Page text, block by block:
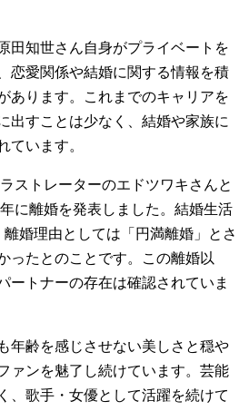
田知世さん自身がプライベートを
恋愛関係や結婚に関する情報を積
あります。これまでのキャリアを
出すことは少なく、結婚や家族に
ています。
ストレーターのエドツワキさんと
に離婚を発表しました。結婚生活
婚理由としては「円満離婚」とさ
ったとのことです。この離婚以
ートナーの存在は確認されていま
年齢を感じさせない美しさと穏や
ァンを魅了し続けています。芸能
、歌手・女優として活躍を続けて